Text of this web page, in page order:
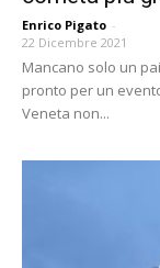
Enrico Pigato -
22 Dicembre 2021
Mancano solo un
pronto per un
Veneta non...